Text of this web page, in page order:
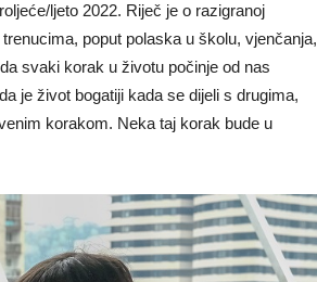
ljeto 2022. Riječ je o razigranoj
poput polaska u školu, vjenčanja,
svaki korak u životu počinje od nas
je život bogatiji kada se dijeli s drugima,
korakom. Neka taj korak bude u